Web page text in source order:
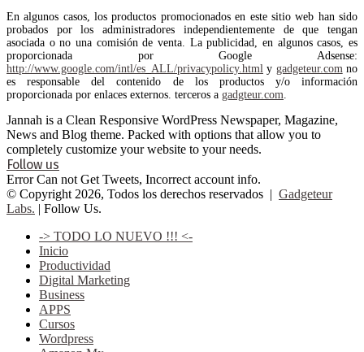
En algunos casos, los productos promocionados en este sitio web han sido
probados por los administradores independientemente de que tengan
asociada o no una comisión de venta. La publicidad, en algunos casos, es
proporcionada por Google Adsense:
http://www.google.com/intl/es_ALL/privacypolicy.html y gadgeteur.comno
es responsable del contenido de los productos y/o información
proporcionada por enlaces externos. terceros a gadgteur.com.
Jannah is a Clean Responsive WordPress Newspaper, Magazine,
News and Blog theme. Packed with options that allow you to
completely customize your website to your needs.
Follow us
Error Can not Get Tweets, Incorrect account info.
© Copyright 2026, Todos los derechos reservados | Gadgeteur
Labs. | Follow Us.
-> TODO LO NUEVO !!! <-
Inicio
Productividad
Digital Marketing
Business
APPS
Cursos
Wordpress